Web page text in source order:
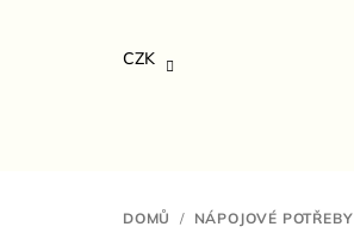
CZK
DOMŮ / NÁPOJOVÉ POTŘEBY